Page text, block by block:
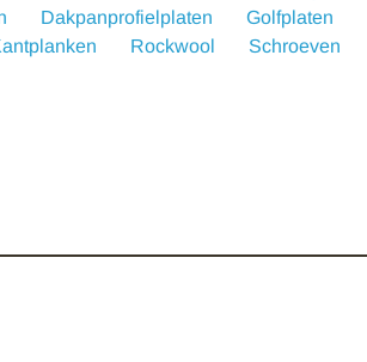
Dakpanprofielplaten Golfplaten
Rockwool Schroeven